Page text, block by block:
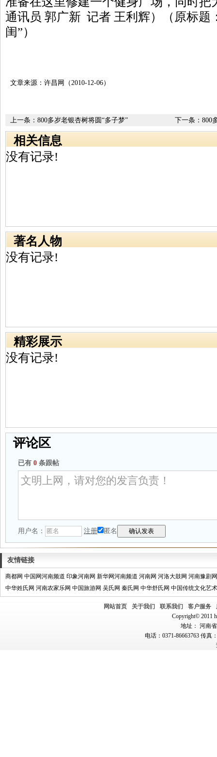
通讯员 郭广新 记者 王利辉）（原标题
闺”）
文章来源：许昌网（2010-12-06）
下一条： 800
上一条： 800多岁老银杏树将圆“多子梦”
相关信息
没有记录!
著名人物
没有记录!
精彩展示
没有记录!
评论区
已有 0 条跟帖
用户名： 注册 匿名
友情链接
商都网 中国网河南频道 印象河南网 新华网河南频道 河南网 河洛大鼓网 河南豫剧网
中华姓氏网 河南农家乐网 中国旅游网 吴氏网 秦氏网 中华舒氏网 中国传统文化艺
网站首页 关于我们 联系我们 客户服务
Copyright© 2011
地址： 河南
电话：0371-86663763 传真